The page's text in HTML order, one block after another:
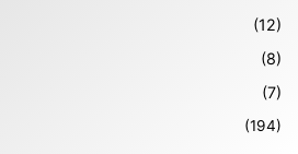
(12)
(8)
(7)
(194)